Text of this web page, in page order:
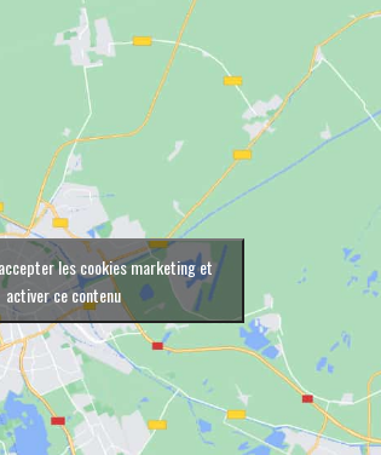
les cookies marketing et
activer ce contenu